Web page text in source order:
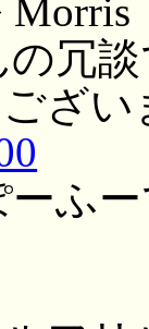
Morris
冗談
ざい
ーふ